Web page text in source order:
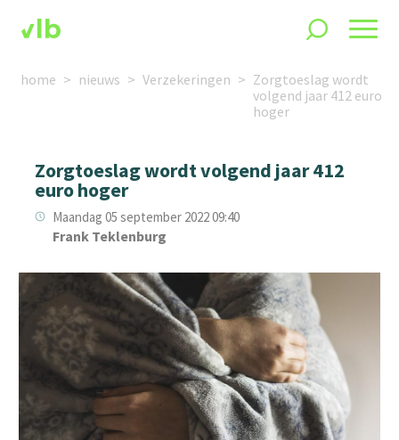
home nieuws Verzekeringen
Zorgtoeslag wordt
volgend jaar 412 euro
hoger
Zorgtoeslag wordt volgend jaar 412
euro hoger
Maandag 05 september 2022 09:40
Frank Teklenburg